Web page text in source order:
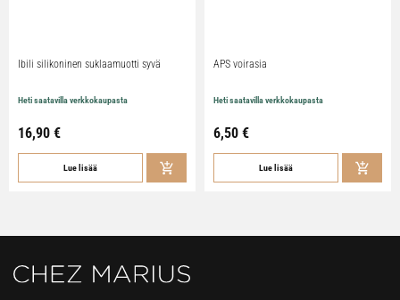
Ibili silikoninen suklaamuotti syvä
Heti saatavilla verkkokaupasta
16,90 €
Lue lisää
APS voirasia
Heti saatavilla verkkokaupasta
6,50 €
Lue lisää